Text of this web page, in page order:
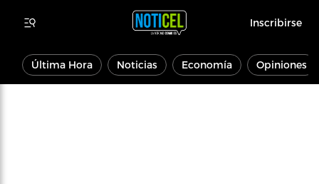
Inscribirse
Última Hora Noticias Economía Opiniones